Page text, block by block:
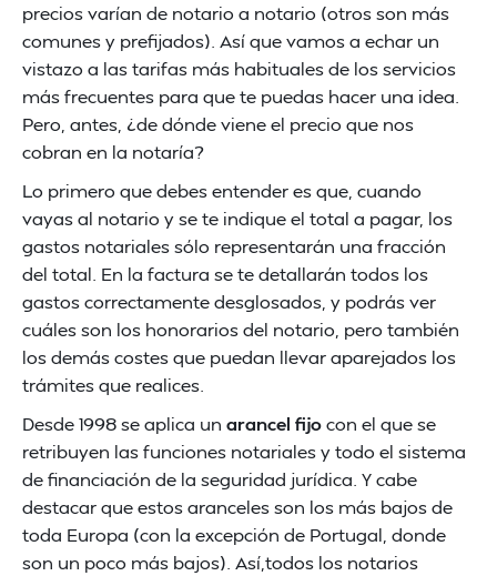
precios varían de notario a notario (otros son más
comunes y prefijados). Así que vamos a echar un
vistazo a las tarifas más habituales de los servicios
más frecuentes para que te puedas hacer una idea.
Pero, antes, ¿de dónde viene el precio que nos
cobran en la notaría?
Lo primero que debes entender es que, cuando
vayas al notario y se te indique el total a pagar, los
gastos notariales sólo representarán una fracción
del total. En la factura se te detallarán todos los
gastos correctamente desglosados, y podrás ver
cuáles son los honorarios del notario, pero también
los demás costes que puedan llevar aparejados los
trámites que realices.
Desde 1998 se aplica un arancel fijocon el que se
retribuyen las funciones notariales y todo el sistema
de financiación de la seguridad jurídica. Y cabe
destacar que estos aranceles son los más bajos de
toda Europa (con la excepción de Portugal, donde
son un poco más bajos). Así,todos los notarios